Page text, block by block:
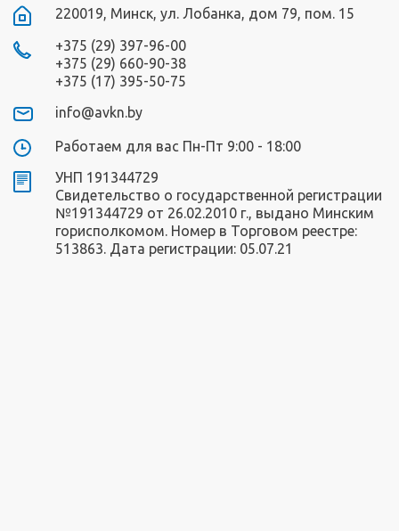
220019, Минск, ул. Лобанка, дом 79, пом. 15
+375 (29) 397-96-00
+375 (29) 660-90-38
+375 (17) 395-50-75
info@avkn.by
Работаем для вас Пн-Пт 9:00 - 18:00
УНП 191344729
Свидетельство о государственной регистрации
№191344729 от 26.02.2010 г., выдано Минским
горисполкомом. Номер в Торговом реестре:
513863. Дата регистрации: 05.07.21